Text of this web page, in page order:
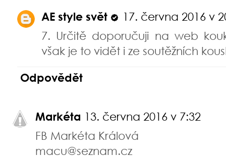
AE style svět
17. června 2016 v
7. Určitě doporučuji na web
však je to vidět i ze soutěžních
Odpovědět
Markéta 13. června 2016 v 7:32
FB Markéta Králová
macu@seznam.cz